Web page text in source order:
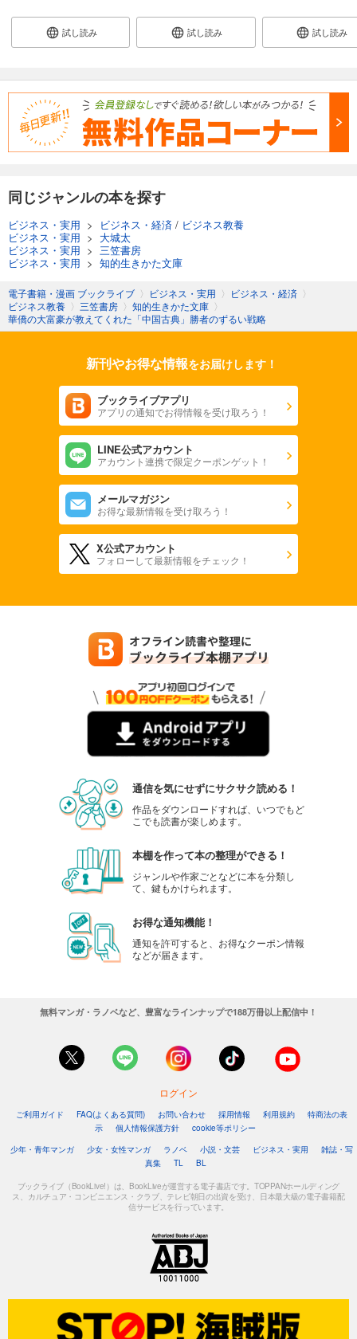
試し読み 試し読み 試し読み
同じジャンルの本を探す
ビジネス・実用 > ビジネス・経済 / ビジネス教養
ビジネス・実用 > 大城太
ビジネス・実用 > 三笠書房
ビジネス・実用 > 知的生きかた文庫
電子書籍・漫画 ブックライブ 〉 ビジネス・実用 〉 ビジネス・経済 〉
ビジネス教養 〉 三笠書房 〉 知的生きかた文庫 〉
華僑の大富豪が教えてくれた「中国古典」勝者のずるい戦略
新刊やお得な情報をお届けします！
ブックライブアプリ
アプリの通知でお得情報を受け取ろう！
LINE公式アカウント
アカウント連携で限定クーポンゲット！
メールマガジン
お得な最新情報を受け取ろう！
X公式アカウント
フォローして最新情報をチェック！
通信を気にせずにサクサク読める！
作品をダウンロードすれば、いつでもど
こでも読書が楽しめます。
本棚を作って本の整理ができる！
ジャンルや作家ごとなどに本を分類し
て、鍵もかけられます。
お得な通知機能！
通知を許可すると、お得なクーポン情報
などが届きます。
無料マンガ・ラノベなど、豊富なラインナップで188万冊以上配信中！
ログイン
ご利用ガイド FAQ(よくある質問) お問い合わせ 採用情報 利用規約
特商法の表
示
個人情報保護方針
cookie等ポリシー
少年・青年マンガ
少女・女性マンガ ラノベ 小説・文芸 ビジネス・実用
雑誌・写
真集
TL BL
ブックライブ（BookLive!）は、BookLiveが運営する電子書店です。TOPPANホールディング
ス、カルチュア・コンビニエンス・クラブ、テレビ朝日の出資を受け、日本最大級の電子書籍配
信サービスを行っています。